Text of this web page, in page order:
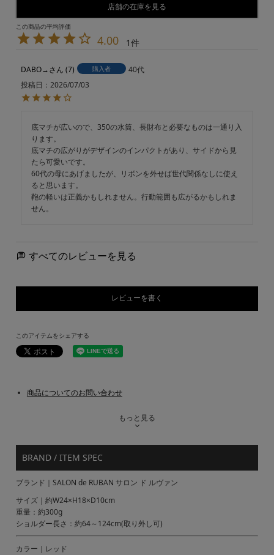
店舗の在庫を見る
4.00 1
DABO→ 7 購入者
40代
投稿日
2026/07/03
底マチが広いので、350の水筒、長財布と必要なものは一通り入
ります。
底マチの広がりがデザインのインパクトがあり、サイドから見
たら可愛いです。
60代の母にあげましたが、リボンを外せば世代関係なしに使え
ると思います。
鞄の軽いは正義かもしれません。行動範囲も広がるかもしれま
せん。
すべてのレビューを見る
レビューを書く
このアイテムをシェアする
商品についてのお問い合わせ
もっと見る
BRAND / ITEM SPEC
ブランド｜SALON de RUBAN サロン ド ルヴァン
サイズ｜約W24×H18×D10cm
重量：約300g
ショルダー長さ：約64～124cm(取り外し可)
カラー｜レッド